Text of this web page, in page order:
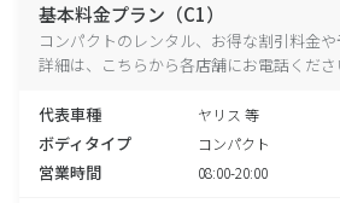
基本料金プラン（C1）
コンパクトのレンタル、お得な割引料金
詳細は、こちらから各店舗にお電話くださ
代表車種 ヤリス 等
ボディタイプ コンパクト
営業時間 08:00-20:00